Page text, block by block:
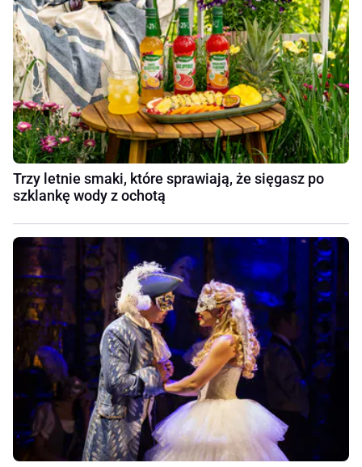
Trzy letnie smaki, które sprawiają, że sięgasz po
szklankę wody z ochotą